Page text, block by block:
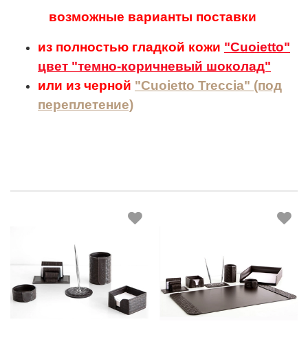
возможные варианты поставки
из полностью гладкой кожи "Cuoietto"
цвет "темно-коричневый шоколад"
или из черной "Cuoietto Treccia" (под
переплетение)